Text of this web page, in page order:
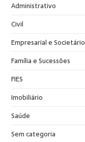
Administrativo
Civil
Empresarial e Societário
Família e Sucessões
FIES
Imobiliário
Saúde
Sem categoria